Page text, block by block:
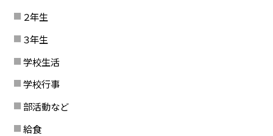
２年生
３年生
学校生活
学校行事
部活動など
給食